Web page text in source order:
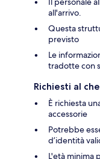
all'arrivo.
Questa
previsto
Le
tradotte con
Richiesti al
È richiesta
accessorie
Potrebbe
d’identità
L'età minima